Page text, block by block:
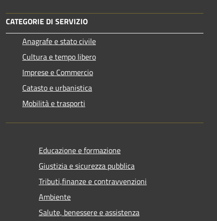
CATEGORIE DI SERVIZIO
Anagrafe e stato civile
Cultura e tempo libero
Imprese e Commercio
Catasto e urbanistica
Mobilità e trasporti
Educazione e formazione
Giustizia e sicurezza pubblica
Tributi,finanze e contravvenzioni
Ambiente
Salute, benessere e assistenza